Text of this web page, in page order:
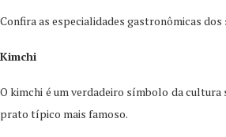
Confira as especialidades gastronômicas
Kimchi
O kimchi é um verdadeiro símbolo da cultura
prato típico mais famoso.